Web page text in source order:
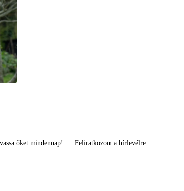
őket mindennap! Feliratkozom a hírlevélre